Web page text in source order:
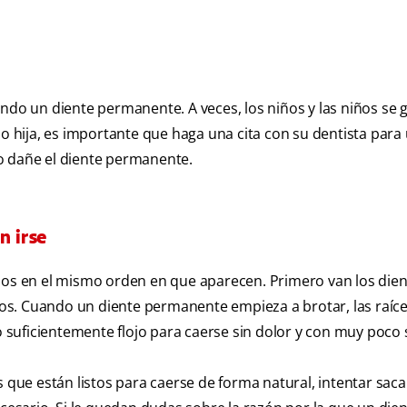
un diente permanente. A veces, los niños y las niños se
hija, es importante que haga una cita con su dentista para
dañe el diente permanente.
irse
en el mismo orden en que aparecen. Primero van los
Cuando un diente permanente empieza a brotar, las
flojo para caerse sin dolor y con muy poco
que están listos para caerse de forma natural, intentar